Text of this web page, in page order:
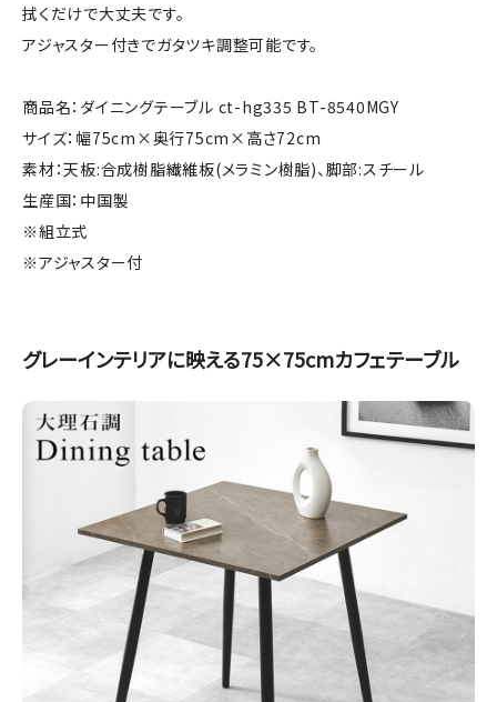
拭くだけで大丈夫です。
アジャスター付きでガタツキ調整可能です。
商品名：ダイニングテーブル ct-hg335 BT-8540MGY
サイズ：幅75cm×奥行75cm×高さ72cm
素材：天板:合成樹脂繊維板(メラミン樹脂)、脚部:スチール
生産国：中国製
※組立式
※アジャスター付
グレーインテリアに映える75×75cmカフェテーブル